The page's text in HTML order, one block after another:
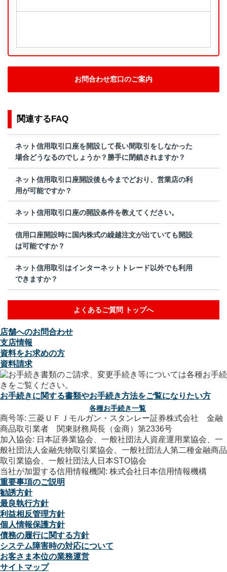
お問合わせ窓口のご案内
関連するFAQ
ネット信用取引口座を開設して長い間取引をしなかった
場合どうなるのでしょうか？勝手に閉鎖されますか？
ネット信用取引口座開設後も今までどおり、営業店の利
用が可能ですか？
ネット信用取引口座の開設条件を教えてください。
信用口座開設時に国内株式の繰越注文が出ていても開設
は可能ですか？
ネット信用取引はインターネットトレード以外でも利用
できますか？
よくあるご質問 トップへ
店舗へのお問合わせ
支店情報
資料をお求めの方
資料請求
お手続きに関する書類やお手続き方法をご覧になりたい方
各種お手続き一覧
商号等: 三菱ＵＦＪモルガン・スタンレー証券株式会社 金融
商品取引業者 関東財務局長（金商）第2336号
加入協会: 日本証券業協会、一般社団法人資産運用業協会、一
般社団法人金融先物取引業協会、一般社団法人第二種金融商品
取引業協会、一般社団法人日本STO協会
当社が加盟する信用情報機関: 株式会社日本信用情報機構
重要事項のご説明
勧誘方針
最良執行方針
利益相反管理方針
個人情報保護方針
債務の履行に関する方針
システム障害時の対応について
お客さま本位の業務運営
サイトマップ